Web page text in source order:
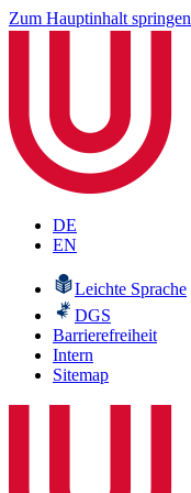
Zum Hauptinhalt springen
DE
EN
Leichte Sprache
DGS
Barrierefreiheit
Intern
Sitemap